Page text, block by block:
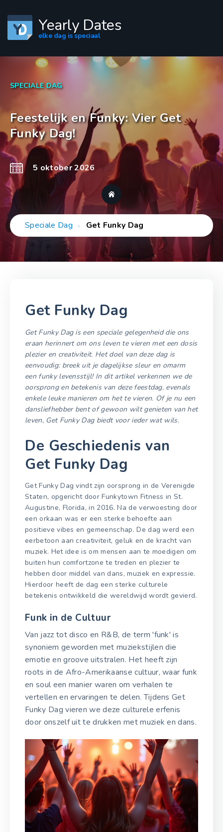
Yearly Dates
elke dag is speciaal
SPECIALE DAG
Feestelijk en Funky: Vier Get
Funky Dag!
5 oktober 2026
Speciale Dag Get Funky Dag
Get Funky Dag
Get Funky Dag is een speciale gelegenheid die ons
eraan herinnert om ons leven te vieren met een dosis
plezier en creativiteit. Het doel van deze dag is
eenvoudig: breek uit je dagelijkse sleur en omarm
een funky levensstijl! In dit artikel verkennen we de
oorsprong en betekenis van deze feestdag, evenals
enkele leuke manieren om het te vieren. Of je nu een
dansliefhebber bent of gewoon wilt genieten van het
leven, Get Funky Dag biedt voor ieder wat wils.
De Geschiedenis van
Get Funky Dag
Get Funky Dag vindt zijn oorsprong in de Verenigde
Staten, opgericht door Funkytown Fitness in St.
Augustine, Florida, in 2016. Na de verwoesting door
een orkaan was er een sterke behoefte aan
positieve vibes en gemeenschap. De dag werd een
eerbetoon aan creativiteit, geluk en de kracht van
muziek. Het idee is om mensen aan te moedigen om
buiten hun comfortzone te treden en plezier te
hebben door middel van dans, muziek en expressie.
Hierdoor heeft de dag een sterke culturele
betekenis ontwikkeld die wereldwijd wordt gevierd.
Funk in de Cultuur
Van jazz tot disco en R&B, de term 'funk' is
synoniem geworden met muziekstijlen die
emotie en groove uitstralen. Het heeft zijn
roots in de Afro-Amerikaanse cultuur, waar funk
en soul een manier waren om verhalen te
vertellen en ervaringen te delen. Tijdens Get
Funky Dag vieren we deze culturele erfenis
door onszelf uit te drukken met muziek en dans.